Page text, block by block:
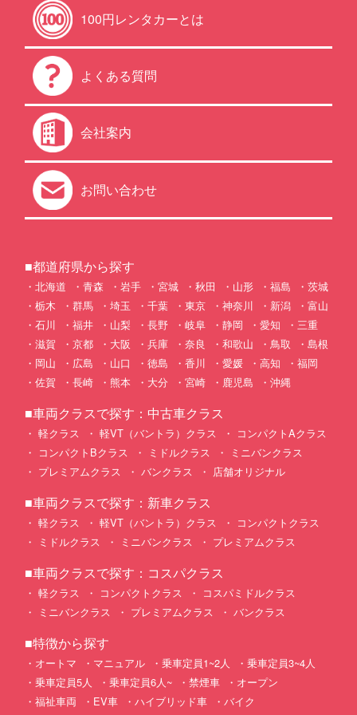
100円レンタカーとは
よくある質問
会社案内
お問い合わせ
■都道府県から探す
北海道 青森 岩手 宮城 秋田 山形 福島
茨城
栃木
群馬 埼玉 千葉 東京 神奈川 新潟
富山
石川
福井 山梨 長野 岐阜 静岡 愛知
三重
滋賀
京都 大阪 兵庫 奈良 和歌山 鳥取
島根
岡山
広島 山口 徳島 香川 愛媛 高知
福岡
佐賀
長崎 熊本 大分 宮崎 鹿児島 沖縄
■車両クラスで探す：中古車クラス
軽クラス 軽VT（バントラ）クラス
コンパクトAクラス
コンパクトBクラス
ミドルクラス
ミニバンクラス
プレミアムクラス
バンクラス 店舗オリジナル
■車両クラスで探す：新車クラス
軽クラス 軽VT（バントラ）クラス
コンパクトクラス
ミドルクラス
ミニバンクラス プレミアムクラス
■車両クラスで探す：コスパクラス
軽クラス コンパクトクラス
コスパミドルクラス
ミニバンクラス
プレミアムクラス バンクラス
■特徴から探す
オートマ マニュアル 乗車定員1~2人
乗車定員3~4人
乗車定員5人
乗車定員6人~ 禁煙車
オープン
福祉車両
EV車 ハイブリッド車
バイク